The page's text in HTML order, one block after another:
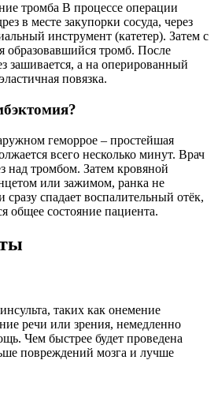
тромба В процессе операции
в месте закупорки сосуда, через
инструмент (катетер). Затем с
тромб. После
зашивается, а на оперированный
повязка.
геморрое – простейшая
всего несколько минут. Врач
над тромбом. Затем кровяной
или зажимом, ранка не
спадает воспалительный отёк,
общее состояние пациента.
таких как онемение
речи или зрения, немедленно
Чем быстрее будет проведена
повреждений мозга и лучше